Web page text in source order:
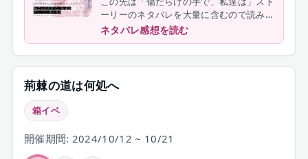
ーリーのネタバレを大量に含むので読み終
えた人だけ進んで下さい
ネタバレ感想を読む
荊棘の道は何処へ
箱イベ
開催期間: 2024/10/12 ~ 10/21